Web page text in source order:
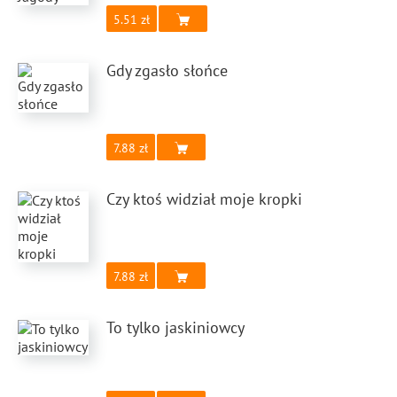
5.51
Gdy zgasło słońce
7.88
Czy ktoś widział moje kropki
7.88
To tylko jaskiniowcy